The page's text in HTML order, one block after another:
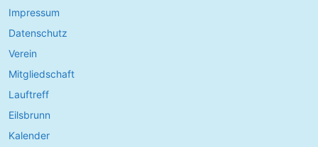
nImpressum
Datenschutz
Verein
Mitgliedschaft
Lauftreff
Eilsbrunn
Kalender